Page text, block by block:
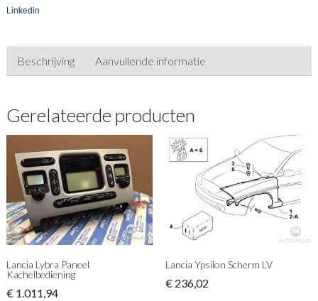
Linkedin
Beschrijving Aanvullende informatie
Gerelateerde producten
Lancia Lybra Paneel
Kachelbediening
€1.011,94
Lancia Ypsilon Scherm LV
€236,02